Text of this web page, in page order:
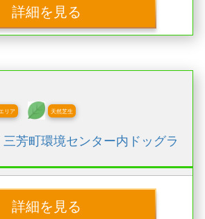
詳細を見る
リア 天然芝生
芳町環境センター内ドッグラ
詳細を見る